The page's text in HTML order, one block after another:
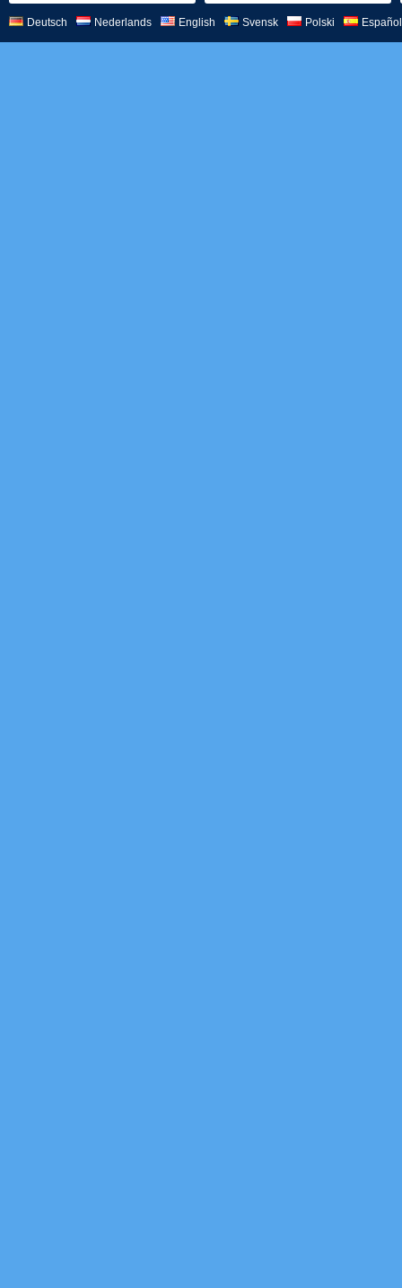
Deutsch Nederlands English Svensk Polski Español